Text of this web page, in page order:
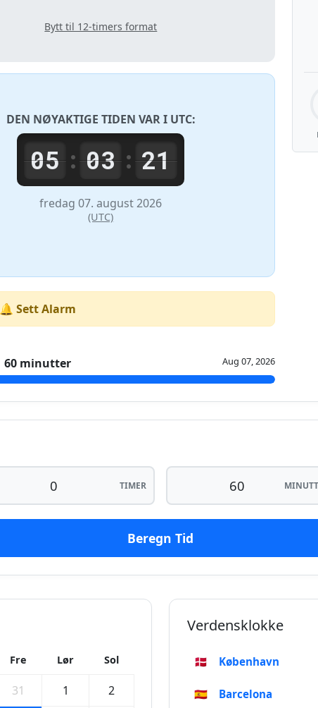
Bytt til 12-timers format
DEN NØYAKTIGE TIDEN VAR I UTC:
05 : 03 : 21
fredag 07. august 2026
(UTC)
🔔 Sett Alarm
60 minutter Aug 07, 2026
TIMER
Beregn Tid
Fre Lør Sol
31 1 2
Verdensklokke
🇩🇰 København
🇪🇸 Barcelona